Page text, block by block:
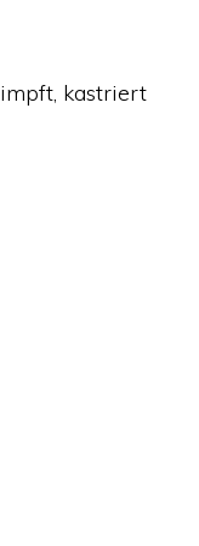
kastriert